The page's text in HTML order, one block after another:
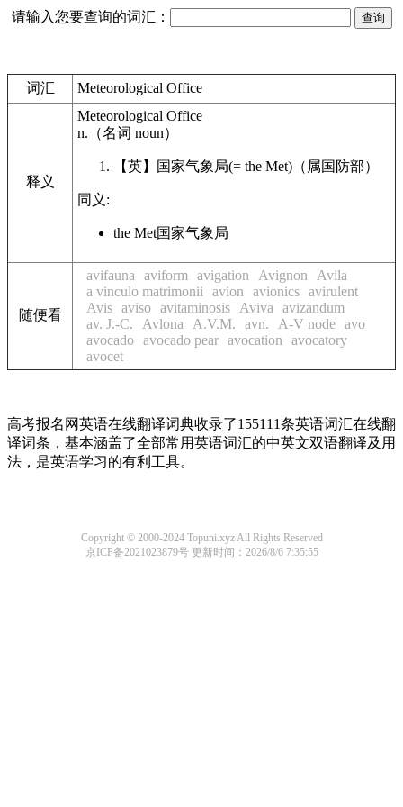
请输入您要查询的词汇：
词汇 Meteorological Office
释义
Meteorological Office
n. （名词 noun）
【英】 国家气象局(= the Met) （属国防部）
同义:
the Met国家气象局
随便看
avifauna aviform avigation Avignon
Avila
a vinculo matrimonii
avion avionics avirulent
Avis aviso avitaminosis Aviva
avizandum
av. J.-C.
Avlona A.V.M. avn. A-V node avo
avocado avocado pear avocation
avocatory
avocet
高考报名网英语在线翻译词典收录了155111条英语词汇在线翻
译词条，基本涵盖了全部常用英语词汇的中英文双语翻译及用
法，是英语学习的有利工具。
Copyright © 2000-2024 Topuni.xyz All Rights Reserved
京ICP备2021023879号更新时间：2026/8/6 7:35:55